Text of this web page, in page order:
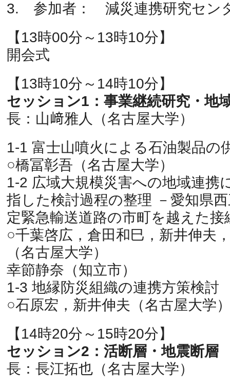
3. 参加者： 減災連携研究セン
【13時00分～13時10分】
開会式
【13時10分～14時10分】
セッション1：事業継続研究・地
長：山﨑雅人（名古屋大学）
1-1 富士山噴火による石油製品の
○橋冨彰吾（名古屋大学）
1-2 広域大規模災害への地域連携
指した検討過程の整理 －愛知県
定緊急輸送道路の市町を越えた
○千葉啓広，倉田和巳，新井伸夫
（名古屋大学）
幸節静奈（知立市）
1-3 地縁防災組織の連携方策検討
○石原宏，新井伸夫（名古屋大学
【14時20分～15時20分】
セッション2：活断層・地震断層
長：長江拓也（名古屋大学）